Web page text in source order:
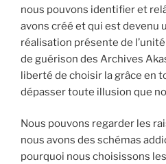
nous pouvons identifier et
avons créé et qui est devenu
réalisation présente de l’unité
de guérison des Archives
liberté de choisir la grâce en
dépasser toute illusion que
Nous pouvons regarder les
nous avons des schémas
pourquoi nous choisissons